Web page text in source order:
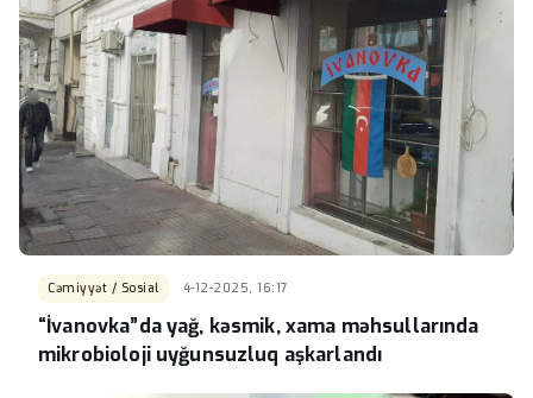
Cəmiyyət / Sosial 4-12-2025, 16:17
“İvanovka”da yağ, kəsmik, xama məhsullarında
mikrobioloji uyğunsuzluq aşkarlandı